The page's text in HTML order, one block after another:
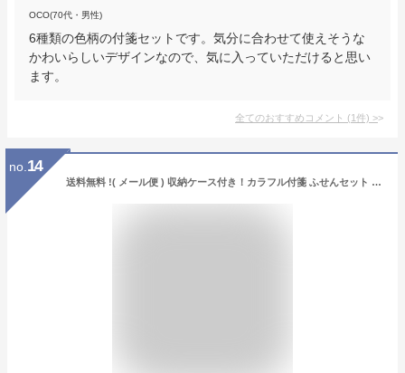
OCO(70代・男性)
6種類の色柄の付箋セットです。気分に合わせて使えそうな
かわいらしいデザインなので、気に入っていただけると思い
ます。
全てのおすすめコメント (1件) >
no. 14
送料無料 !( メール便 ) 収納ケース付き！カラフル付箋 ふせんセット 大きな付箋メモ＆矢印付き細長タイプ【 付箋紙 メモ帳 インデックス 文具 筆記用具 事務 会社 学校 景品 便利 】 送料込 ◇ ロングタイプふせんセット